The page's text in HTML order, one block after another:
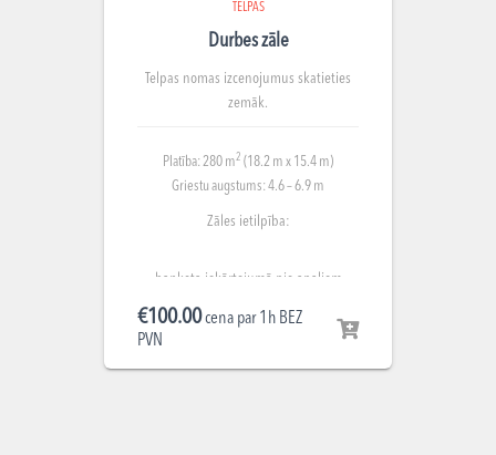
TELPAS
Durbes zāle
Telpas nomas izcenojumus skatieties
zemāk.
Platība: 280 m2 (18.2 m x 15.4 m)
Griestu augstums: 4.6 – 6.9 m
Zāles ietilpība:
banketa iekārtojumā pie apaļiem
galdiem līdz 140 cilvēkiem;
teātra iekārtojumā līdz 200 cilvēkiem;
€100.00cena par 1h BEZ
PVN